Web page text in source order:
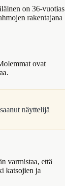
on 36-vuotias
rakentajana
ovat
näyttelijä
varmistaa, että
katsojien ja